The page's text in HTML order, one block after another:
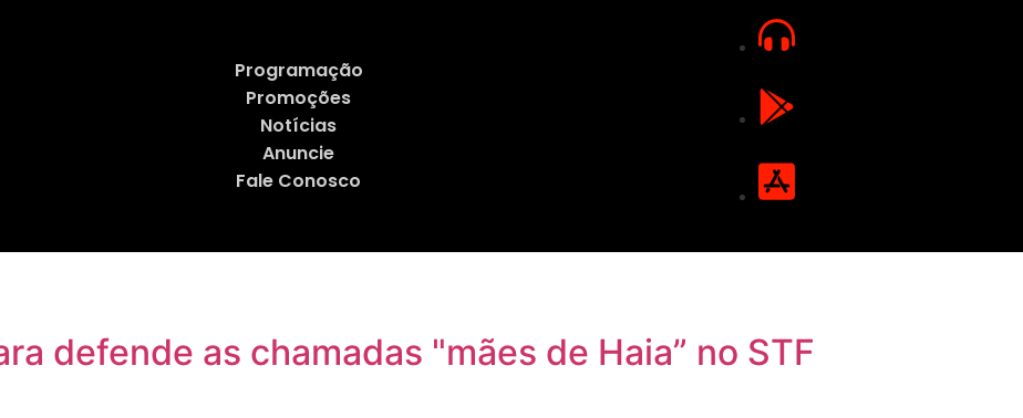
Programação
Promoções
Notícias
Anuncie
Fale Conosco
defende as chamadas "mães de Haia” no STF